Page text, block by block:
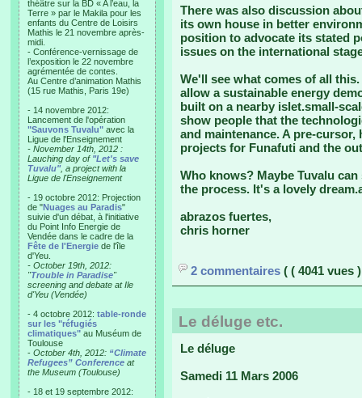
théâtre sur la BD « A l’eau, la
Terre » par le Makila pour les
enfants du Centre de Loisirs
Mathis le 21 novembre après-
midi.
- Conférence-vernissage de
l’exposition le 22 novembre
agrémentée de contes.
Au Centre d’animation Mathis
(15 rue Mathis, Paris 19e)
- 14 novembre 2012:
Lancement de l'opération
"Sauvons Tuvalu" avec la
Ligue de l'Enseignement
- November 14th, 2012 :
Lauching day of "Let's save
Tuvalu", a project with la
Ligue de l'Enseignement
- 19 octobre 2012: Projection
de "Nuages au Paradis"
suivie d'un débat, à l'initiative
du Point Info Energie de
Vendée dans le cadre de la
Fête de l'Energie de l'île
d'Yeu.
- October 19th, 2012:
"Trouble in Paradise"
screening and debate at Ile
d'Yeu (Vendée)
- 4 octobre 2012: table-ronde
sur les "réfugiés
climatiques" au Muséum de
Toulouse
- October 4th, 2012: “Climate
Refugees” Conference at
the Museum (Toulouse)
- 18 et 19 septembre 2012:
There was also discussion
its own house in better
position to advocate its stated
issues on the international
We'll see what comes of all
allow a sustainable energy
built on a nearby islet.small-
show people that the
and maintenance. A pre-
projects for Funafuti and the
Who knows? Maybe Tuvalu
the process. It's a lovely
abrazos fuertes,
chris horner
2 commentaires ( ( 4041 vues
Le déluge etc.
Le déluge
Samedi 11 Mars 2006